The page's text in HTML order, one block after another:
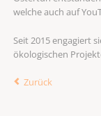
welche auch auf
Seit 2015 engagiert
ökologischen
Zurück